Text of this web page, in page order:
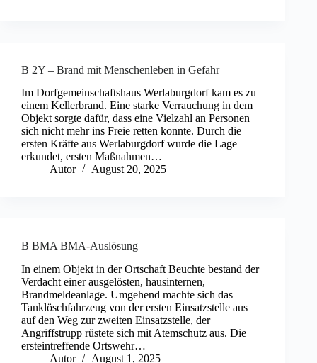
B 2Y – Brand mit Menschenleben in Gefahr
Im Dorfgemeinschaftshaus Werlaburgdorf kam es zu
einem Kellerbrand. Eine starke Verrauchung in dem
Objekt sorgte dafür, dass eine Vielzahl an Personen
sich nicht mehr ins Freie retten konnte. Durch die
ersten Kräfte aus Werlaburgdorf wurde die Lage
erkundet, ersten Maßnahmen…
Autor
August 20, 2025
B BMA BMA-Auslösung
In einem Objekt in der Ortschaft Beuchte bestand der
Verdacht einer ausgelösten, hausinternen,
Brandmeldeanlage. Umgehend machte sich das
Tanklöschfahrzeug von der ersten Einsatzstelle aus
auf den Weg zur zweiten Einsatzstelle, der
Angriffstrupp rüstete sich mit Atemschutz aus. Die
ersteintreffende Ortswehr…
Autor
August 1, 2025